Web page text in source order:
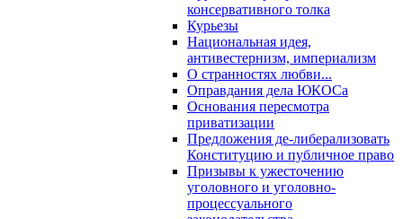
консервативного толка
Курьезы
Национальная идея,
антивестернизм, империализм
О странностях любви...
Оправдания дела ЮКОСа
Основания пересмотра
приватизации
Предложения де-либерализовать
Конституцию и публичное право
Призывы к ужесточению
уголовного и уголовно-
процессуального